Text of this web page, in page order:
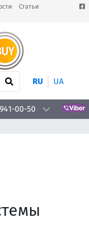
Статьи
RU UA
00-50